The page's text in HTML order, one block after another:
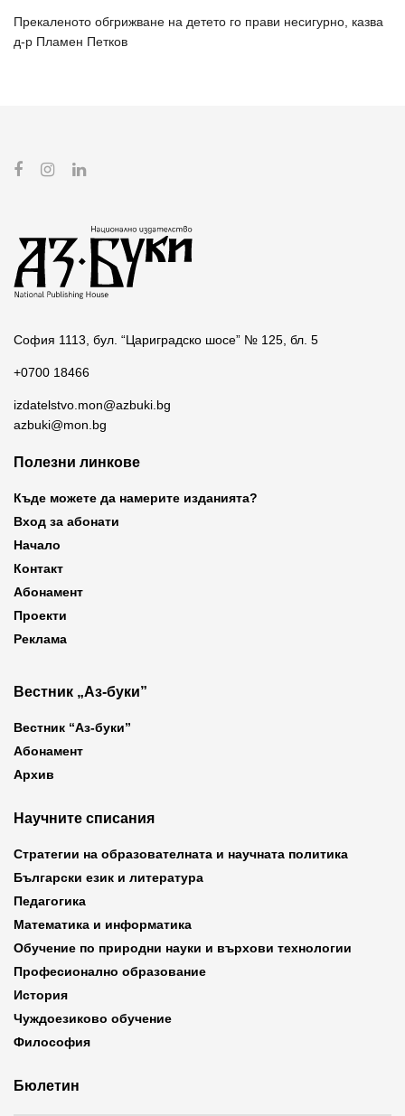
Прекаленото обгрижване на детето го прави несигурно, казва
д-р Пламен Петков
София 1113, бул. “Цариградско шосе” № 125, бл. 5
+0700 18466
izdatelstvo.mon@azbuki.bg
azbuki@mon.bg
Полезни линкове
Къде можете да намерите изданията?
Вход за абонати
Начало
Контакт
Абонамент
Проекти
Реклама
Вестник „Аз-буки”
Вестник “Аз-буки”
Абонамент
Архив
Научните списания
Стратегии на образователната и научната политика
Български език и литература
Педагогика
Математика и информатика
Обучение по природни науки и върхови технологии
Професионално образование
История
Чуждоезиково обучение
Философия
Бюлетин